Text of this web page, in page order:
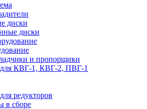
диски
диски
и пропорщики
для КВГ-1, КВГ-2, ПВГ-1
редукторов
в сборе